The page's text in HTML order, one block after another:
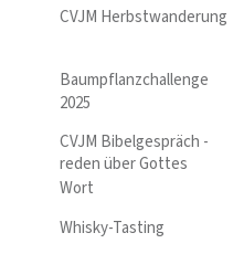
CVJM Herbstwanderung
Baumpflanzchallenge
2025
CVJM Bibelgespräch -
reden über Gottes
Wort
Whisky-Tasting